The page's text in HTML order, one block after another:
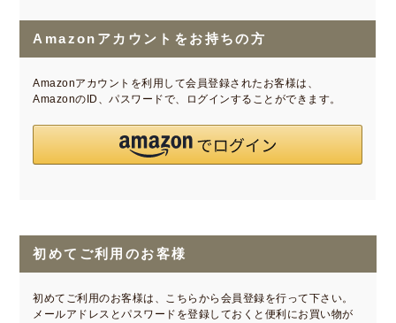
Amazonアカウントをお持ちの方
Amazonアカウントを利用して会員登録されたお客様は、
AmazonのID、パスワードで、ログインすることができます。
初めてご利用のお客様
初めてご利用のお客様は、こちらから会員登録を行って下さい。
メールアドレスとパスワードを登録しておくと便利にお買い物が